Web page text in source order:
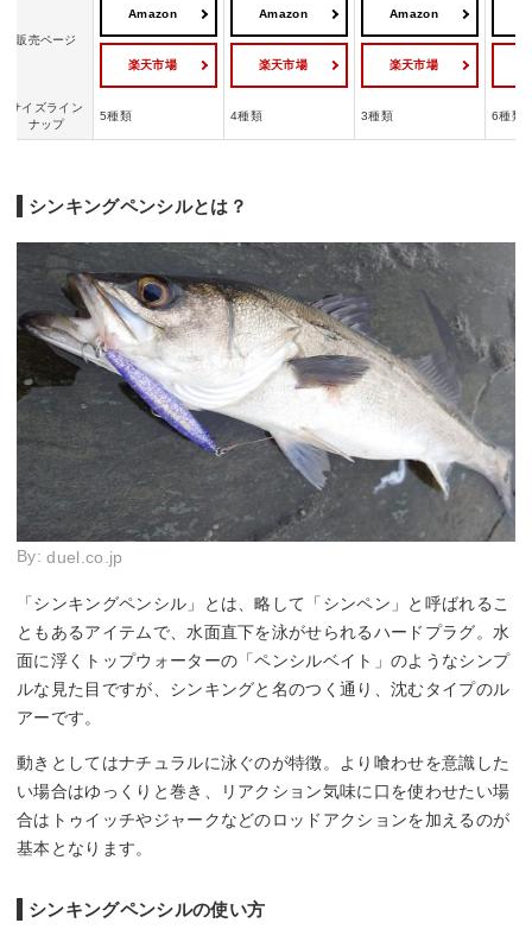
販売ページ
Amazon
楽天市場
Amazon
楽天市場
Amazon
楽天市場
サイズライン
ナップ
5種類 4種類 3種類 6種類
シンキングペンシルとは？
By:duel.co.jp
「シンキングペンシル」とは、略して「シンペン」と呼ばれるこ
ともあるアイテムで、水面直下を泳がせられるハードプラグ。水
面に浮くトップウォーターの「ペンシルベイト」のようなシンプ
ルな見た目ですが、シンキングと名のつく通り、沈むタイプのル
アーです。
動きとしてはナチュラルに泳ぐのが特徴。より喰わせを意識した
い場合はゆっくりと巻き、リアクション気味に口を使わせたい場
合はトゥイッチやジャークなどのロッドアクションを加えるのが
基本となります。
シンキングペンシルの使い方